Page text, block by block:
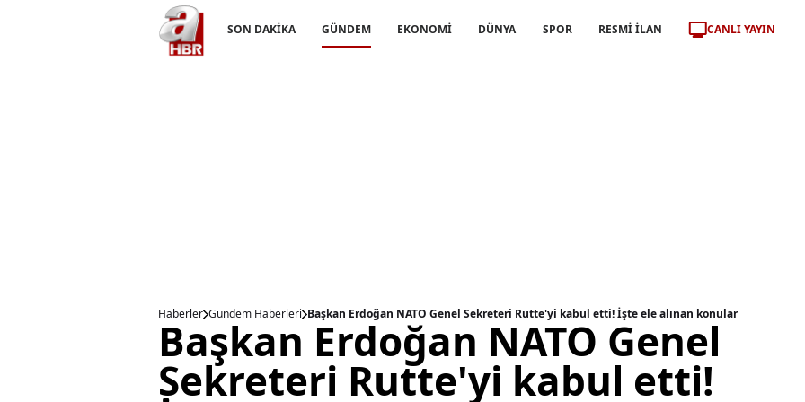
SON DAKİKA GÜNDEM EKONOMİ DÜNYA SPOR RESMİ İLAN CANLI YAYIN
Haberler Gündem Haberleri Başkan Erdoğan NATO Genel Sekreteri Rutte'yi kabul etti! İşte ele alınan konular
Başkan Erdoğan NATO Genel
Sekreteri Rutte'yi kabul etti!